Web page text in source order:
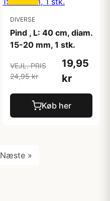
DIVERSE
Pind , L: 40 cm, diam.
15-20 mm, 1 stk.
VEJL. PRIS
24,95 kr
19,95
kr
Køb her
Næste »